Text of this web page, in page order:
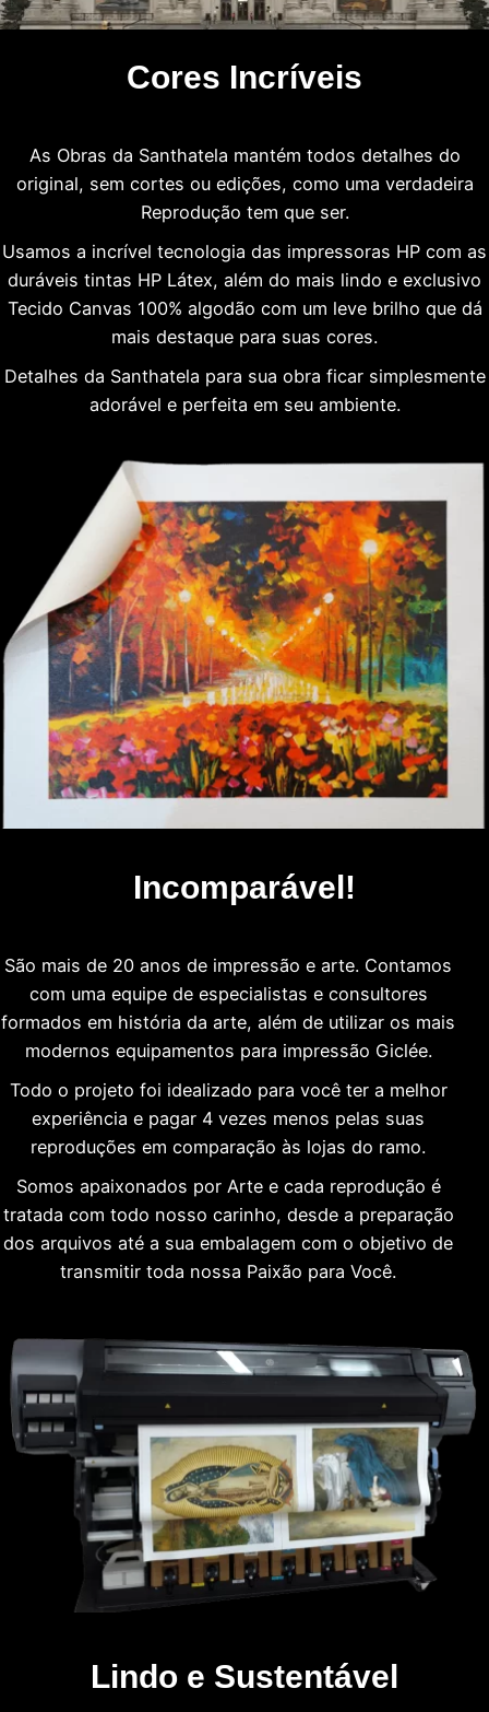
Cores Incríveis
As Obras da Santhatela mantém todos detalhes do
original, sem cortes ou edições, como uma verdadeira
Reprodução tem que ser.
Usamos a incrível tecnologia das impressoras HP com as
duráveis tintas HP Látex, além do mais lindo e exclusivo
Tecido Canvas 100% algodão com um leve brilho que dá
mais destaque para suas cores.
Detalhes da Santhatela para sua obra ficar simplesmente
adorável e perfeita em seu ambiente.
Incomparável!
São mais de 20 anos de impressão e arte. Contamos
com uma equipe de especialistas e consultores
formados em história da arte, além de utilizar os mais
modernos equipamentos para impressão Giclée.
Todo o projeto foi idealizado para você ter a melhor
experiência e pagar 4 vezes menos pelas suas
reproduções em comparação às lojas do ramo.
Somos apaixonados por Arte e cada reprodução é
tratada com todo nosso carinho, desde a preparação
dos arquivos até a sua embalagem com o objetivo de
transmitir toda nossa Paixão para Você.
Lindo e Sustentável